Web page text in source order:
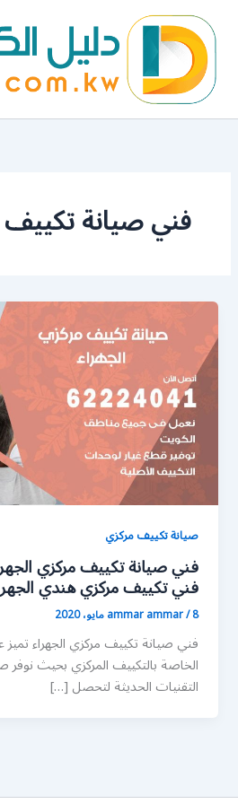
المحتوى
فني صيانة تكييف
صيانة تكييف مركزي
فني تكييف مركزي هندي
ammar ammar/8 مايو، 2020
فني صيانة تكييف مركزي الجهراء
الخاصة بالتكييف المركزي بحيث
التقنيات الحديثة لتحصل […]